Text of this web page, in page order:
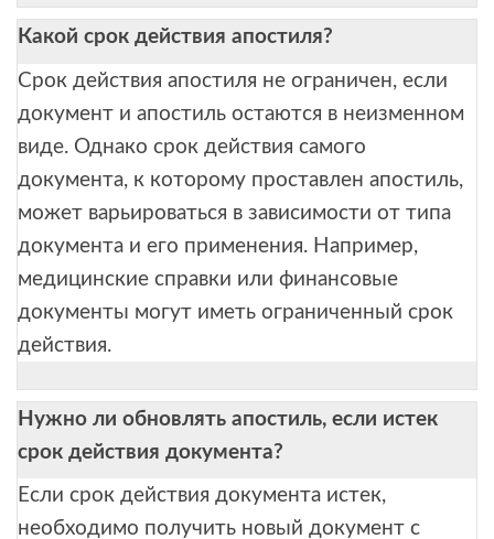
Какой срок действия апостиля?
Срок действия апостиля не ограничен, если
документ и апостиль остаются в неизменном
виде. Однако срок действия самого
документа, к которому проставлен апостиль,
может варьироваться в зависимости от типа
документа и его применения. Например,
медицинские справки или финансовые
документы могут иметь ограниченный срок
действия.
Нужно ли обновлять апостиль, если истек
срок действия документа?
Если срок действия документа истек,
необходимо получить новый документ с